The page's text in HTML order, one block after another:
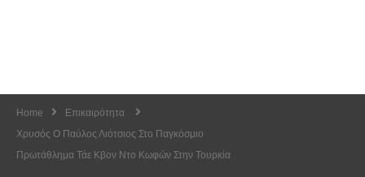
Home
Επικαιρότητα
Χρυσός Ο Παύλος Λιότσιος Στο Παγκόσμιο
Πρωτάθλημα Τάε Κβον Ντο Κωφών Στην Τουρκία